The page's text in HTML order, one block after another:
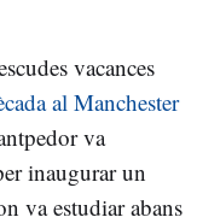
vacances
al Manchester
va
inaugurar un
va estudiar abans